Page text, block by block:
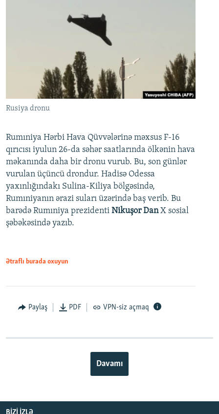
Rusiya dronu
Rumıniya Hərbi Hava Qüvvələrinə məxsus F-16
qırıcısı iyulun 26-da səhər saatlarında ölkənin hava
məkanında daha bir dronu vurub. Bu, son günlər
vurulan üçüncü drondur. Hadisə Odessa
yaxınlığındakı Sulina-Kiliya bölgəsində,
Rumıniyanın ərazi suları üzərində baş verib. Bu
barədə Rumıniya prezidenti Nikuşor DanX sosial
şəbəkəsində yazıb.
Ətraflı burada oxuyun
Paylaş PDF VPN-siz açmaq
Davamı